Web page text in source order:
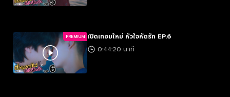
PREMIUM เปิดเทอมใหม่ หัวใจหัดรัก EP.6
0:44:20 นาที